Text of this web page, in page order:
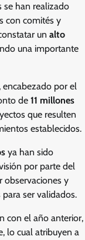
se han realizado
con comités y
un alto
una importante
, encabezado por el
de 11 millones
que resulten
establecidos.
ya han sido
por parte del
observaciones y
ser validados.
con el año anterior,
lo cual atribuyen a